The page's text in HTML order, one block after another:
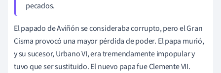
pecados.
El papado de Aviñón se consideraba corrupto, pero el Gran
Cisma provocó una mayor pérdida de poder. El papa murió,
y su sucesor, Urbano VI, era tremendamente impopular y
tuvo que ser sustituido. El nuevo papa fue Clemente VII.